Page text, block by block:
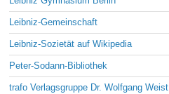
Leibniz-Gemeinschaft
Leibniz-Sozietät auf Wikipedia
Peter-Sodann-Bibliothek
trafo Verlagsgruppe Dr. Wolfgang Weist